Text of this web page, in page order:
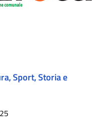
Sport, Storia e